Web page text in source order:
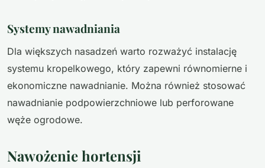
Systemy nawadniania
Dla większych nasadzeń warto rozważyć instalację
systemu kropelkowego, który zapewni równomierne i
ekonomiczne nawadnianie. Można również stosować
nawadnianie podpowierzchniowe lub perforowane
węże ogrodowe.
Nawożenie hortensji